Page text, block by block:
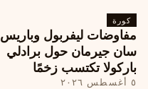
كورة
مفاوضات ليفربول وباريس
سان جيرمان حول برادلي
باركولا تكتسب زخمًا
٥ أغسطس ٢٠٢٦